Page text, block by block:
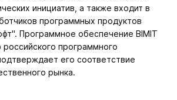
инициатив, а также входит в
программных продуктов
Программное обеспечение BIMIT
программного
его соответствие
рынка.